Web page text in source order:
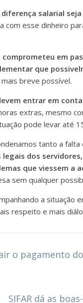
diferença salarial
com esse dinheiro
comprometeu em
que
breve possível.
entrar em
extras, mesmo
pode levar até
tanto a
dos
que viessem a
sem qualquer
a
respeito e mais
o pagamento
SIFAR dá as